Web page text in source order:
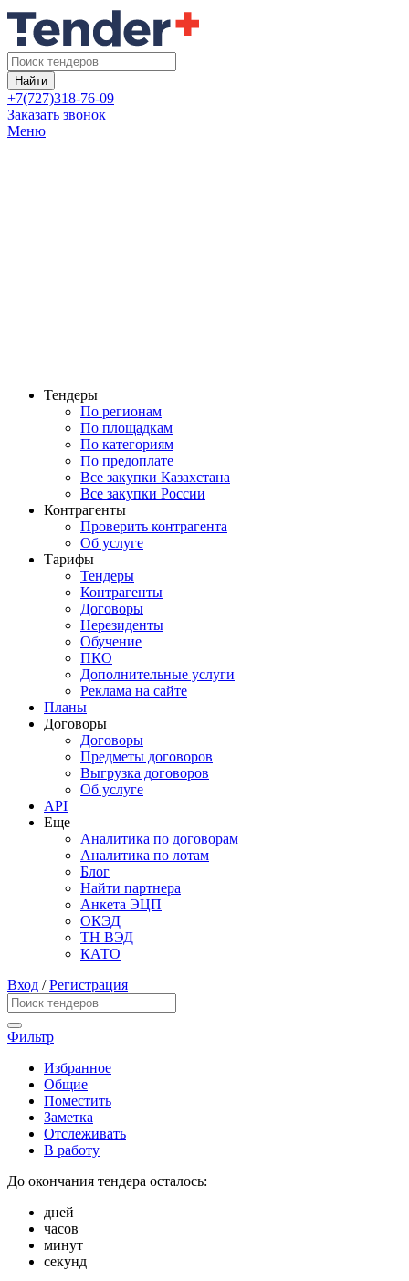
Найти
+7(727)318-76-09
Заказать звонок
Меню
Тендеры
По регионам
По площадкам
По категориям
По предоплате
Все закупки Казахстана
Все закупки России
Контрагенты
Проверить контрагента
Об услуге
Тарифы
Тендеры
Контрагенты
Договоры
Нерезиденты
Обучение
ПКО
Дополнительные услуги
Реклама на сайте
Планы
Договоры
Договоры
Предметы договоров
Выгрузка договоров
Об услуге
API
Еще
Аналитика по договорам
Аналитика по лотам
Блог
Найти партнера
Анкета ЭЦП
ОКЭД
ТН ВЭД
КАТО
Вход /Регистрация
Фильтр
Избранное
Общие
Поместить
Заметка
Отслеживать
В работу
До окончания тендера осталось:
дней
часов
минут
секунд